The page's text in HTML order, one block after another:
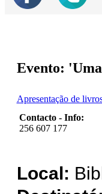
Evento:
Apresentação de
Contacto - Info:
256 607 177
Local: